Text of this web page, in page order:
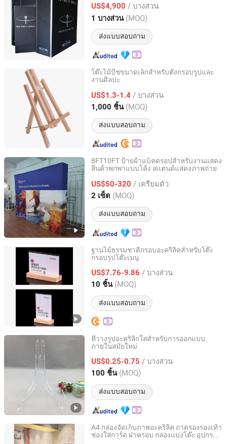
US$4,900 / บางส่วน
1 บางส่วน (MOQ)
ส่งแบบสอบถาม
Guangdong, China อัตราจาก 2004
โต๊ะไม้บีชขนาดเล็กสำหรับตั้งกรอบรูปและ
งานศิลปะ
US$1.3-1.4 / บางส่วน
1,000 ชิ้น (MOQ)
ส่งแบบสอบถาม
Jinhua Gowin Canvas Co., Ltd.
Zhejiang, China อัตราจาก 2011
8FT10FT ป้ายผ้าแบ็คดรอปสำหรับงานแสดง
สินค้าพกพาแบบโค้ง สแตนด์แสดงภาพถ่าย
US$50-320 / เตรียมตัว
2 เซ็ต (MOQ)
ส่งแบบสอบถาม
Foshan Dasi Metal Technology Co., Ltd.
Guangdong, China อัตราจาก 2025
ฐานไม้ธรรมชาติกรอบอะคริลิคสำหรับโต๊ะ
กรอบรูปโต๊ะเมนู
US$7.76-9.86 / บางส่วน
10 ชิ้น (MOQ)
ส่งแบบสอบถาม
GOOD META DISPLAY (HK) CO., LIMITED
Guangdong, China อัตราจาก 2023
ที่วางรูปอะคริลิกใสสำหรับการออกแบบ
ภายในสมัยใหม่
US$0.25-0.75 / บางส่วน
100 ชิ้น (MOQ)
ส่งแบบสอบถาม
Ningbo Tyj Industry and Trade Co., Ltd
Zhejiang, China อัตราจาก 2025
A4 กล่องจัดเก็บภาพอะคริลิค ถาดรองรองเท้า
ช่องใส่การ์ด ฝาครอบ กล่องแบ่งโต๊ะ อุปกรณ์
Dongguan Yamei Plastic Industry Co., Ltd.